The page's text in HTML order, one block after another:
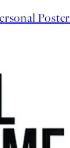
Poster